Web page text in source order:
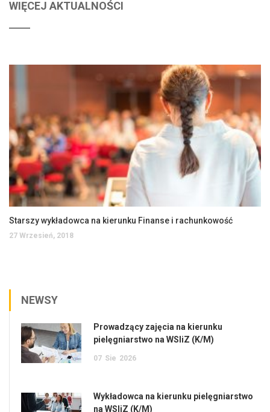
WIĘCEJ AKTUALNOŚCI
Starszy wykładowca na kierunku Finanse i rachunkowość
27 Wrzesień, 2018
NEWSY
Prowadzący zajęcia na kierunku
pielęgniarstwo na WSIiZ (K/M)
07 Sie 2026
Wykładowca na kierunku pielęgniarstwo
na WSIiZ (K/M)